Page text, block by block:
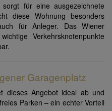
für eine ausgezeichnete
diese Wohnung besonders
für Anleger. Das Wiener
Verkehrsknotenpunkte
Garagenplatz
dieses Angebot ideal ab und
Parken – ein echter Vorteil